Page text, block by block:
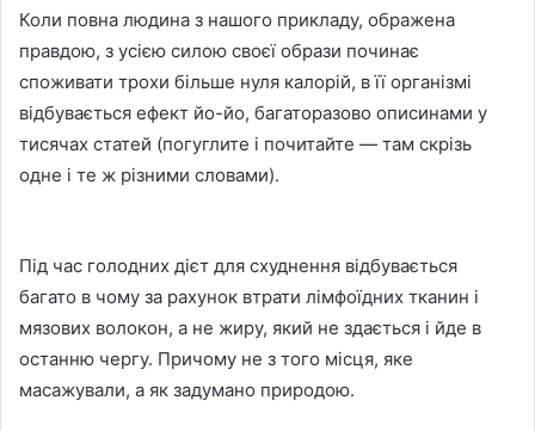
Коли повна людина з нашого прикладу, ображена
правдою, з усією силою своєї образи починає
споживати трохи більше нуля калорій, в її організмі
відбувається ефект йо-йо, багаторазово описинами у
тисячах статей (погуглите і почитайте — там скрізь
одне і те ж різними словами).
Під час голодних дієт для схуднення відбувається
багато в чому за рахунок втрати лімфоїдних тканин і
мязових волокон, а не жиру, який не здається і йде в
останню чергу. Причому не з того місця, яке
масажували, а як задумано природою.